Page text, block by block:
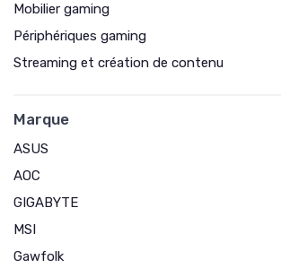
Mobilier gaming
Périphériques gaming
Streaming et création de contenu
Marque
ASUS
AOC
GIGABYTE
MSI
Gawfolk